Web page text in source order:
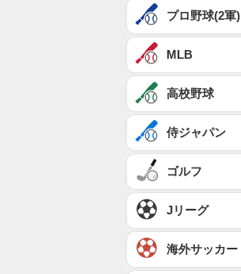
プロ野球(2軍)
MLB
高校野球
侍ジャパン
ゴルフ
Jリーグ
海外サッカー